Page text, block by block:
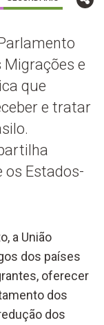
Migrações e
que
e tratar
os Estados-
a União
dos países
oferecer
dos
dos